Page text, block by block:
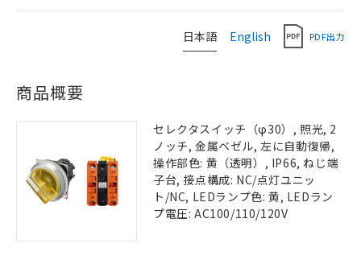
日本語 English PDF出力
商品概要
セレクタスイッチ（φ30）, 照光, 2
ノッチ, 金属ベゼル, 左に自動復帰,
操作部色: 黄（透明）, IP66, ねじ端
子台, 接点構成: NC/点灯ユニッ
ト/NC, LEDランプ色: 黄, LEDラン
プ電圧: AC100/110/120V